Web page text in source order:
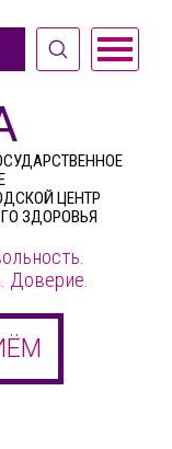
ЦЕНТР
ЗДОРОВЬЯ
Доверие.